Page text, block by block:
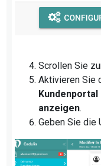
Scrollen Sie
Aktivieren Sie
anzeigen.
Geben Sie die